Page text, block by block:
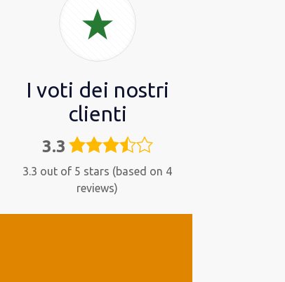
I voti dei nostri
clienti
3.3 3,3
3.3 out of 5 stars (based on 4
reviews)